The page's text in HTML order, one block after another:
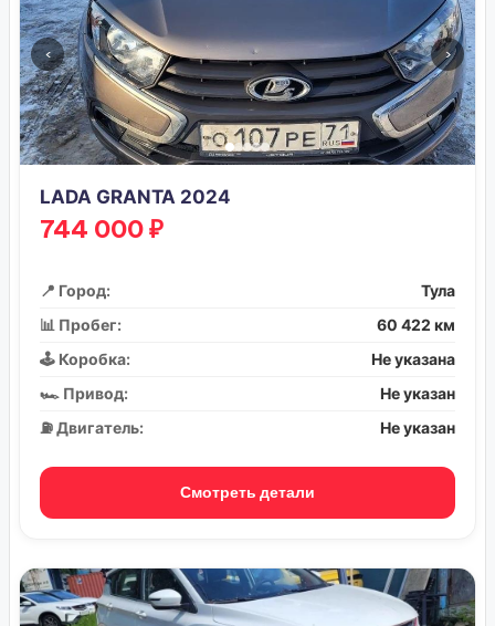
‹ ›
LADA GRANTA 2024
744 000 ₽
📍 Город:
Тула
📊 Пробег:
60 422 км
🕹️ Коробка:
Не указана
🏎️ Привод:
Не указан
⛽ Двигатель:
Не указан
Смотреть детали